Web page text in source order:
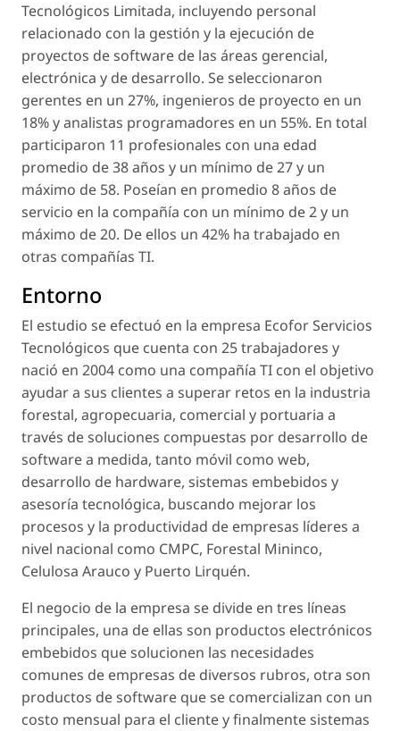
Tecnológicos Limitada, incluyendo personal
relacionado con la gestión y la ejecución de
proyectos de software de las áreas gerencial,
electrónica y de desarrollo. Se seleccionaron
gerentes en un 27%, ingenieros de proyecto en un
18% y analistas programadores en un 55%. En total
participaron 11 profesionales con una edad
promedio de 38 años y un mínimo de 27 y un
máximo de 58. Poseían en promedio 8 años de
servicio en la compañía con un mínimo de 2 y un
máximo de 20. De ellos un 42% ha trabajado en
otras compañías TI.
Entorno
El estudio se efectuó en la empresa Ecofor Servicios
Tecnológicos que cuenta con 25 trabajadores y
nació en 2004 como una compañía TI con el objetivo
ayudar a sus clientes a superar retos en la industria
forestal, agropecuaria, comercial y portuaria a
través de soluciones compuestas por desarrollo de
software a medida, tanto móvil como web,
desarrollo de hardware, sistemas embebidos y
asesoría tecnológica, buscando mejorar los
procesos y la productividad de empresas líderes a
nivel nacional como CMPC, Forestal Mininco,
Celulosa Arauco y Puerto Lirquén.
El negocio de la empresa se divide en tres líneas
principales, una de ellas son productos electrónicos
embebidos que solucionen las necesidades
comunes de empresas de diversos rubros, otra son
productos de software que se comercializan con un
costo mensual para el cliente y finalmente sistemas